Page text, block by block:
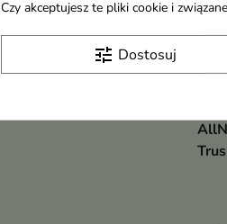
Czy akceptujesz te pliki cookie i
tune Dostosuj